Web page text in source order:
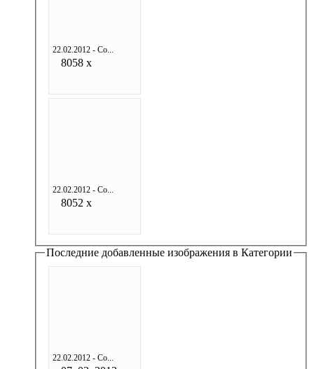
22.02.2012 - Со...
8058 x
22.02.2012 - Со...
8052 x
Последние добавленные изображения в Категории
22.02.2012 - Со...